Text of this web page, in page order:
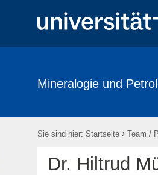
Geschichte / History Downloads
Mineralogie und
Sie sind hier: Startseite › Team /
Dr. Hiltrud